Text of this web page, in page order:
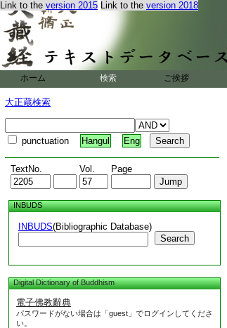
Link to the version 2015 Link to the version 2018
ホーム 検索 ご挨拶
大正蔵検索
punctuation Hangul Eng
TextNo. Vol. Page
INBUDS
INBUDS(Bibliographic Database)
Search
Digital Dictionary of Buddhism
電子佛教辭典
パスワードがない場合は「guest」でログインしてくださ
い。